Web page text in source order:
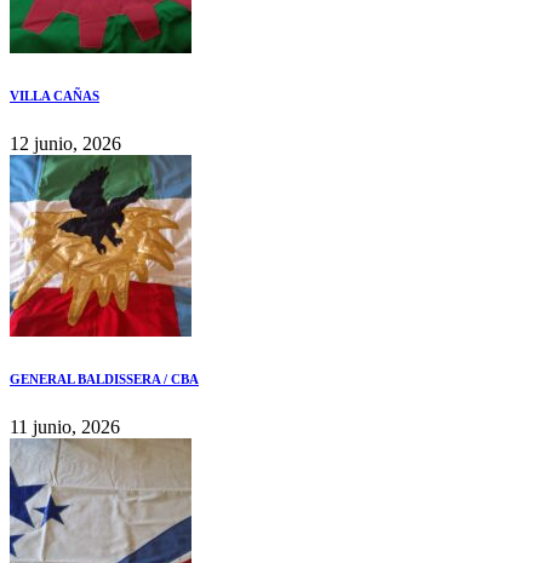
VILLA CAÑAS
12 junio, 2026
GENERAL BALDISSERA / CBA
11 junio, 2026